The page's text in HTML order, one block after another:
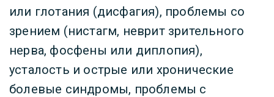
или глотания (дисфагия), проблемы со
зрением (нистагм, неврит зрительного
нерва, фосфены или диплопия),
усталость и острые или хронические
болевые синдромы, проблемы с